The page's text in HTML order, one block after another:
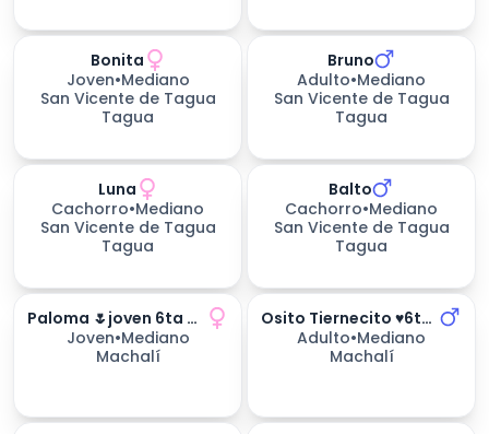
Bonita
Joven•Mediano
San Vicente de Tagua
Tagua
Bruno
Adulto•Mediano
San Vicente de Tagua
Tagua
días esperando
Luna
Cachorro•Mediano
San Vicente de Tagua
Tagua
Balto
Cachorro•Mediano
San Vicente de Tagua
Tagua
Paloma 🌷joven 6ta Región
Joven•Mediano
Machalí
Osito Tiernecito ♥️6ta Región
Adulto•Mediano
Machalí